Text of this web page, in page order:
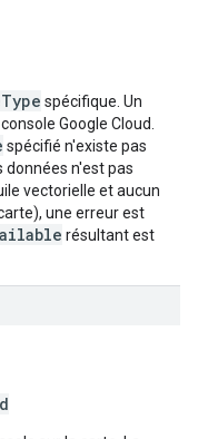
spécifique. Un
Google Cloud.
spécifié n'existe pas
données n'est pas
vectorielle et aucun
une erreur est
résultant est